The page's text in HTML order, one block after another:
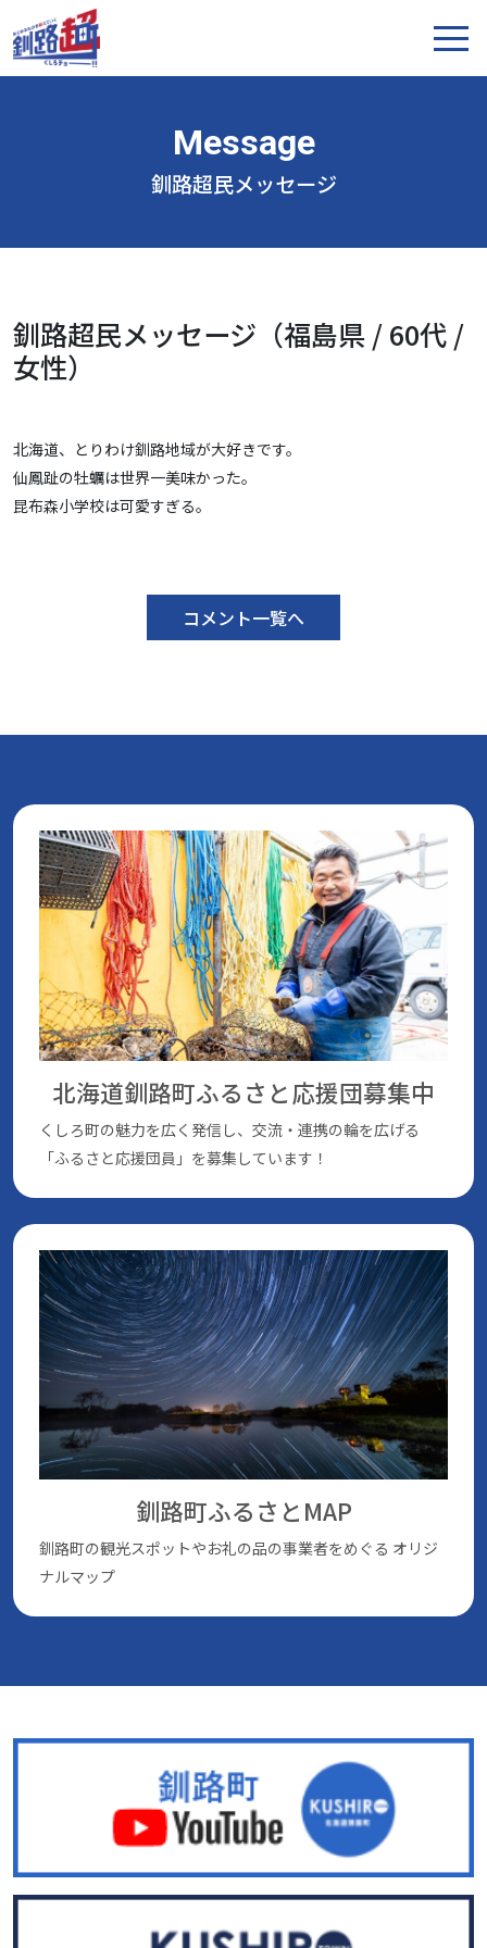
釧路超民メッセージ
釧路超民メッセージ（福島県 / 60代 /
女性）
北海道、とりわけ釧路地域が大好きです。
仙鳳趾の牡蠣は世界一美味かった。
昆布森小学校は可愛すぎる。
コメント一覧へ
北海道釧路町ふるさと応援団募集中
くしろ町の魅⼒を広く発信し、交流・連携の輪を広げる
「ふるさと応援団員」を募集しています！
釧路町ふるさとMAP
釧路町の観光スポットやお礼の品の事業者をめぐる オリジ
ナルマップ